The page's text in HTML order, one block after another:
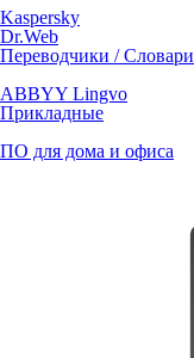
Kaspersky
Dr.Web
Переводчики / Словари
ABBYY Lingvo
Прикладные
ПО для дома и офиса